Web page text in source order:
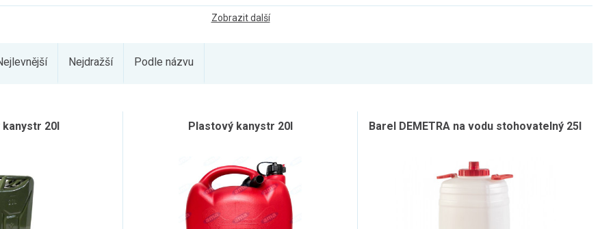
Zobrazit další
Nejdražší Podle názvu
20l Plastový kanystr 20l Barel DEMETRA na vodu stohovatelný 25l